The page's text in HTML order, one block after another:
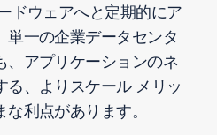
ドウェアへと定期的にア
単一の企業データセンタ
、アプリケーションのネ
る、よりスケール メリッ
利点があります。